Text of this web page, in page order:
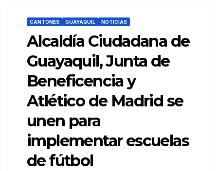
CANTONES GUAYAQUIL NOTICIAS
Alcaldía Ciudadana de
Guayaquil, Junta de
Beneficencia y
Atlético de Madrid se
unen para
implementar escuelas
de fútbol